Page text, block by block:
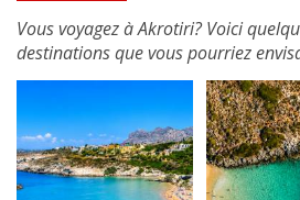
Vous voyagez à Akrotiri? Voici
destinations que vous pourriez